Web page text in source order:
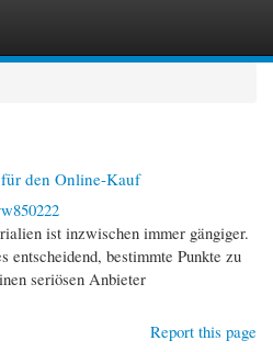
den Online-Kauf
ist inzwischen immer gängiger.
entscheidend, bestimmte Punkte zu
seriösen Anbieter
Report this page